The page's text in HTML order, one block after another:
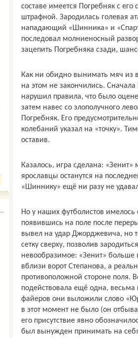
составе имеется Погребняк с
штрафной. Зародилась голевая
нападающий «Шинника» и
последовал молниеносный
зацепить Погребняка сзади,
Как ни обидно вынимать мяч из
на этом не закончились.
нарушил правила, что было
затем навес со злополучного
Погребняк. Его
колебаний указал на «точку».
оставив.
Казалось, игра сделана:
ярославцы останутся на
«Шиннику» ещё ни разу не
Но у наших футболистов
появившись на поле после
вывел на удар Джорджевича, но
сетку сверху, позволив
невообразимое: «Зенит» больше
вблизи ворот Степанова, а
противоположной стороне поля.
подействовала ещё одна, весьма
файеров они выложили слово
в этот момент не было (он
его присутствие явно
был вынужден принимать на